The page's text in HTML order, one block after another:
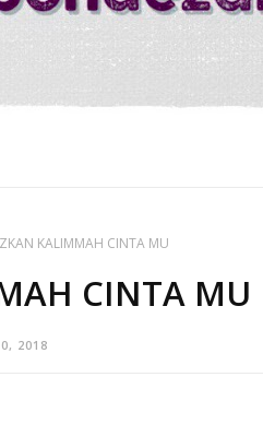
KALIMMAH CINTA MU
CINTA MU
2018